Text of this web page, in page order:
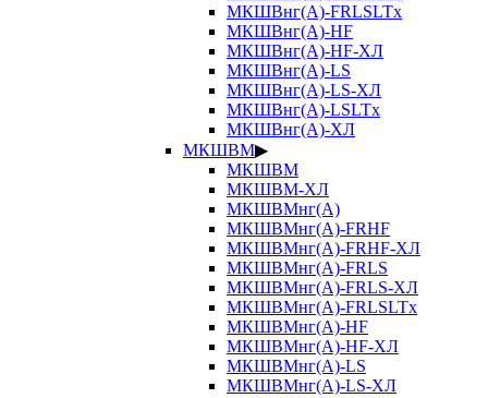
МКШВнг(А)-FRLSLTx
МКШВнг(А)-HF
МКШВнг(А)-HF-ХЛ
МКШВнг(А)-LS
МКШВнг(А)-LS-ХЛ
МКШВнг(А)-LSLTx
МКШВнг(А)-ХЛ
МКШВМ▶
МКШВМ
МКШВМ-ХЛ
МКШВМнг(А)
МКШВМнг(А)-FRHF
МКШВМнг(А)-FRHF-ХЛ
МКШВМнг(А)-FRLS
МКШВМнг(А)-FRLS-ХЛ
МКШВМнг(А)-FRLSLTx
МКШВМнг(А)-HF
МКШВМнг(А)-HF-ХЛ
МКШВМнг(А)-LS
МКШВМнг(А)-LS-ХЛ